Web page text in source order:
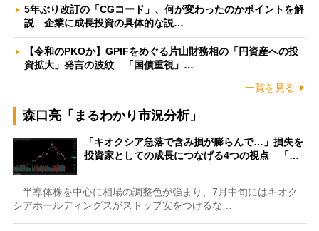
5年ぶり改訂の「CGコード」、何が変わったのかポイントを解
説 企業に成長投資の具体的な説…
【令和のPKOか】GPIFをめぐる片山財務相の「円資産への投
資拡大」発言の波紋 「国債重視」…
一覧を見る
森口亮「まるわかり市況分析」
「キオクシア急落で含み損が膨らんで…」損失を
投資家としての成長につなげる4つの視点 「…
半導体株を中心に相場の調整色が強まり、7月中旬にはキオク
シアホールディングスがストップ安をつけるな…